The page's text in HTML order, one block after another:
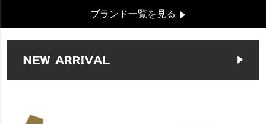
ブランド一覧を見る